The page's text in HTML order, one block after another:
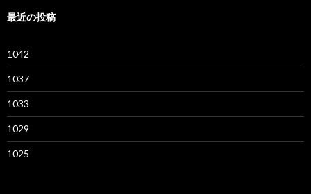
ブ
最近の投稿
1042
1037
1033
1029
1025